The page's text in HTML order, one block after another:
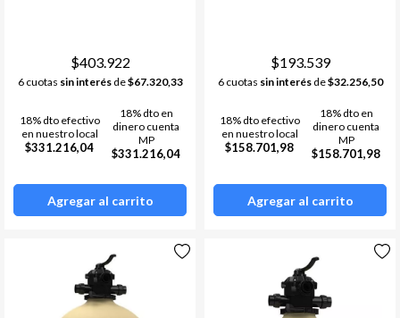
$403.922
6 cuotas sin interésde$67.320,33
18% dto efectivo
en nuestro local
$331.216,04
18% dto en
dinero cuenta
MP
$331.216,04
Agregar al carrito
$193.539
6 cuotas sin interésde$32.256,50
18% dto efectivo
en nuestro local
$158.701,98
18% dto en
dinero cuenta
MP
$158.701,98
Agregar al carrito